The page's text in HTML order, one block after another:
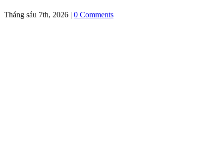
Tháng sáu 7th, 2026 | 0 Comments